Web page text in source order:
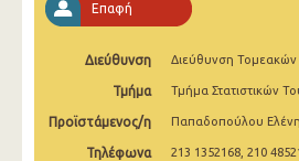
Ιουνίου 2025
Μαΐου 2025
Απριλίου 2025
Μαρτίου 2025
Επαφή
Διεύθυνση Διεύθυνση Τομεακών
Τμήμα Τμήμα Στατιστικών
Προϊστάμενος/η Παπαδοπούλου Ελένη
Τηλέφωνα 213 1352168, 210